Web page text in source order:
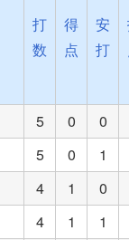
打
数
得
点
安
打
5 0
0
5 0
1
4 1
0
4 1
1